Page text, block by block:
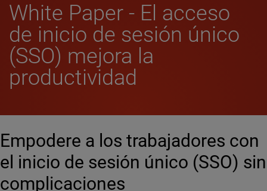
White Paper - El acceso
de inicio de sesión único
(SSO) mejora la
productividad
Empodere a los trabajadores con
el inicio de sesión único (SSO) sin
complicaciones